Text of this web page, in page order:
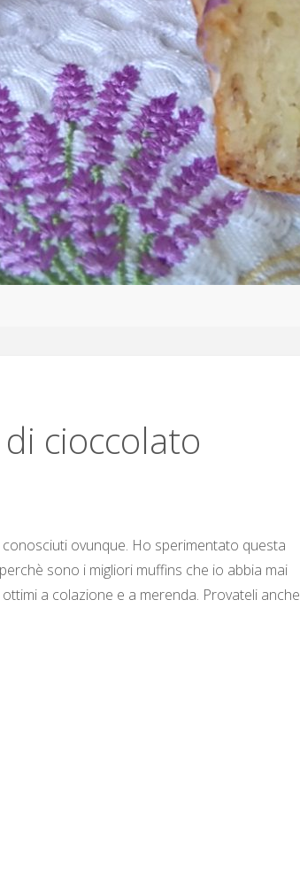
cioccolato
ovunque. Ho sperimentato questa
sono i migliori muffins che io abbia mai
a colazione e a merenda. Provateli anche